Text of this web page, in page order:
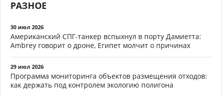
РАЗНОЕ
30 июл 2026
Американский СПГ-танкер вспыхнул в порту Дамиетта:
Ambrey говорит о дроне, Египет молчит о причинах
29 июл 2026
Программа мониторинга объектов размещения отходов:
как держать под контролем экологию полигона